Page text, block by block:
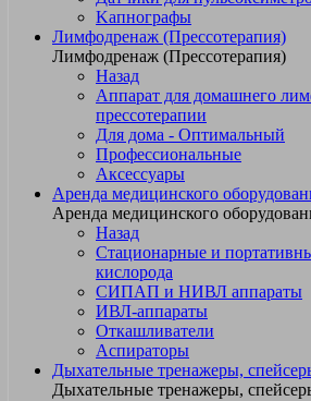
Kапнографы
Лимфодренаж (Прессотерапия)
Лимфодренаж (Прессотерапия)
Назад
Аппарат для домашнего
прессотерапии
Для дома - Оптимальный
Профессиональные
Аксессуары
Аренда медицинского
Аренда медицинского
Назад
Стационарные и
кислорода
СИПАП и НИВЛ аппараты
ИВЛ-аппараты
Откашливатели
Аспираторы
Дыхательные тренажеры,
Дыхательные тренажеры,